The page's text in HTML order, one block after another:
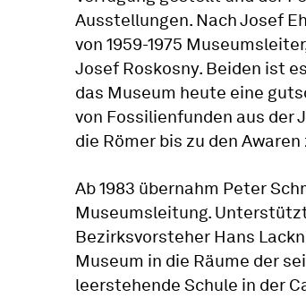
Ausstellungen. Nach Josef
von 1959-1975
Josef Roskosny. Beiden ist
das Museum heute eine
von Fossilienfunden aus der
die Römer bis zu den
Ab 1983 übernahm Peter
Museumsleitung.
Bezirksvorsteher Hans
Museum in die Räume der
leerstehende Schule in der